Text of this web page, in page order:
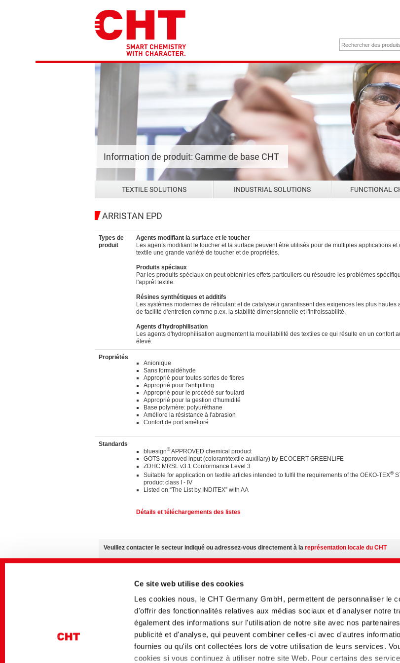
Ce site web utilise des cookies
Les cookies nous, le CHT Germany GmbH, permettent de personnaliser le
d'offrir des fonctionnalités relatives aux médias sociaux et d'analyser notre
également des informations sur l'utilisation de notre site avec nos
publicité et d'analyse, qui peuvent combiner celles-ci avec d'autres
fournies ou qu'ils ont collectées lors de votre utilisation de leurs services.
cookies si vous continuez à utiliser notre site Web. Pour certains des
Information de produit: Gamme de base CHT
TEXTILE SOLUTIONS INDUSTRIAL SOLUTIONS FUNCTIONAL
ARRISTAN EPD
Types de
produit
Agents modifiant la surface et le toucher
Les agents modifiant le toucher et la surface peuvent être utilisés pour de multiples applications et
textile une grande variété de toucher et de propriétés.
Produits spéciaux
Par les produits spéciaux on peut obtenir les effets particuliers ou résoudre les problèmes
l'apprêt textile.
Résines synthétiques et additifs
Les systèmes modernes de réticulant et de catalyseur garantissent des exigences les plus hautes
de facilité d'entretien comme p.ex. la stabilité dimensionnelle et l'infroissabilité.
Agents d'hydrophilisation
Les agents d'hydrophilisation augmentent la mouillabilité des textiles ce qui résulte en un confort
élevé.
Propriétés
Anionique
Sans formaldéhyde
Approprié pour toutes sortes de fibres
Approprié pour l'antipilling
Approprié pour le procédé sur foulard
Approprié pour la gestion d'humidité
Base polymère: polyuréthane
Améliore la résistance à l'abrasion
Confort de port amélioré
Standards
bluesign®APPROVED chemical product
GOTS approved input (colorant/textile auxiliary) by ECOCERT GREENLIFE
ZDHC MRSL v3.1 Conformance Level 3
Suitable for application on textile articles intended to fulfil the requirements of the OEKO-TEX®
product class I - IV
Listed on “The List by INDITEX” with AA
Détails et téléchargements des listes
Veuillez contacter le secteur indiqué ou adressez-vous directement à la représentation locale du CHT
Nous sommes à votre entière disposition pour:
• Tout renseignement sur la disponibilité de nos produits quel que soit votre situation géographique
Vous pouvez trouver des informations supplémentaires sur lecentre des médias
La disponibilité des produits peut varier en fonction du pays.
Téléchargements